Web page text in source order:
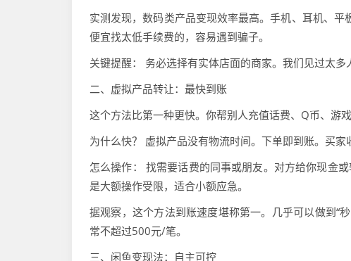
实测发现，数码类产品变现效率最高。手机、耳机、
便宜找太低手续费的，容易遇到骗子。
关键提醒： 务必选择有实体店面的商家。我们见过太多
二、虚拟产品转让：最快到账
这个方法比第一种更快。你帮别人充值话费、Q币、游
为什么快？ 虚拟产品没有物流时间。下单即到账。买家
怎么操作： 找需要话费的同事或朋友。对方给你现金
是大额操作受限，适合小额应急。
据观察，这个方法到账速度堪称第一。几乎可以做到
常不超过500元/笔。
三、闲鱼变现法：自主可控